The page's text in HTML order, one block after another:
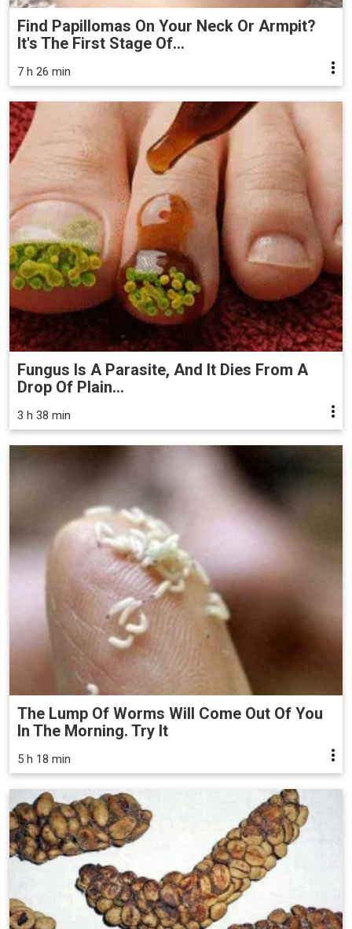
Find Papillomas On Your Neck Or Armpit?
It's The First Stage Of...
7 h 26 min
Fungus Is A Parasite, And It Dies From A
Drop Of Plain...
3 h 38 min
The Lump Of Worms Will Come Out Of You
In The Morning. Try It
5 h 18 min